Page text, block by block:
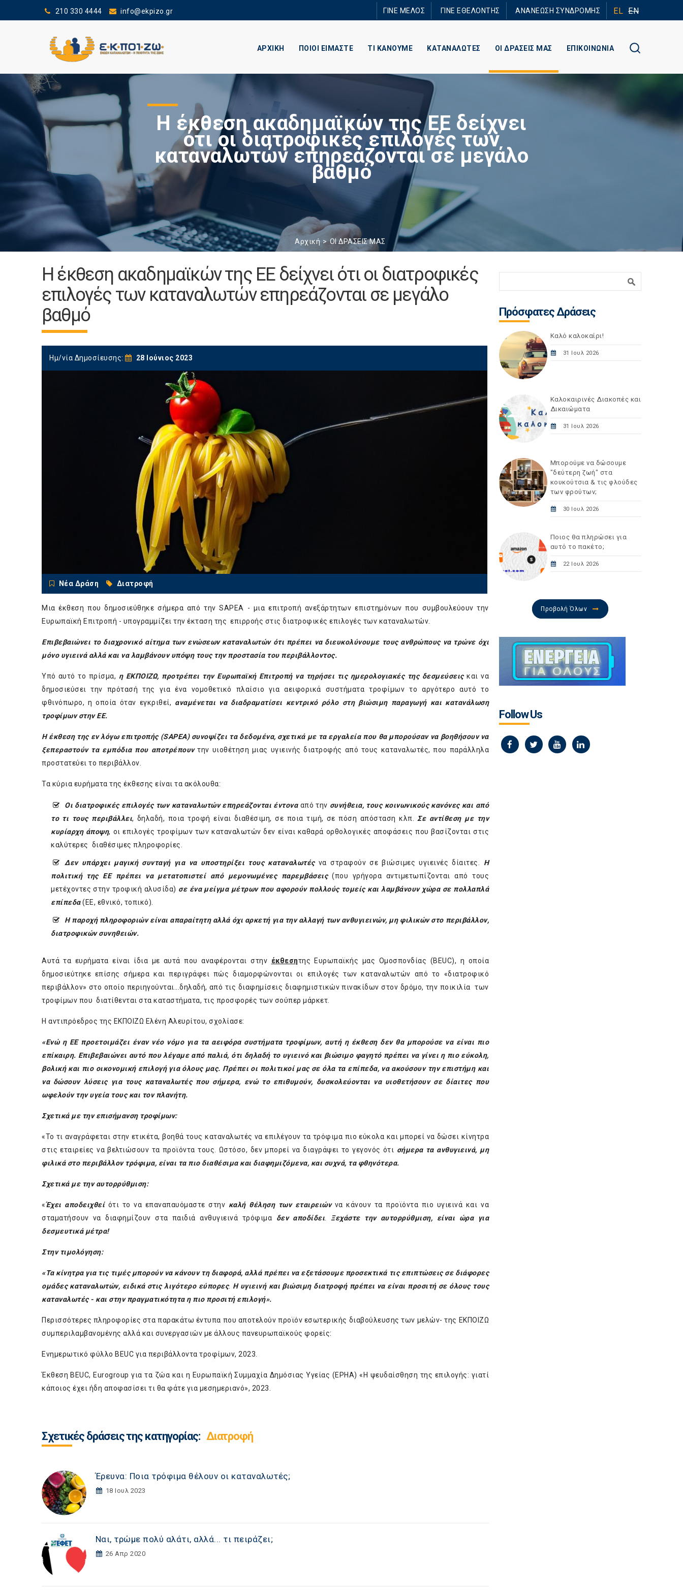
210 330 4444 info@ekpizo.gr ΓΙΝΕ ΜΕΛΟΣ ΓΙΝΕ ΕΘΕΛΟΝΤΗΣ ΑΝΑΝΕΩΣΗ ΣΥΝΔΡΟΜΗΣ EL EN
ΑΡΧΙΚΗ ΠΟΙΟΙ ΕΙΜΑΣΤΕ ΤΙ ΚΑΝΟΥΜΕ ΚΑΤΑΝΑΛΩΤΕΣ ΟΙ ΔΡΑΣΕΙΣ ΜΑΣ ΕΠΙΚΟΙΝΩΝΙΑ
Η έκθεση ακαδημαϊκών της ΕΕ δείχνει
ότι οι διατροφικές επιλογές των
καταναλωτών επηρεάζονται σε μεγάλο
βαθμό
Αρχική ΟΙ ΔΡΑΣΕΙΣ ΜΑΣ
Η έκθεση ακαδημαϊκών της ΕΕ δείχνει ότι οι διατροφικές
επιλογές των καταναλωτών επηρεάζονται σε μεγάλο
βαθμό
Ημ/νία Δημοσίευσης: 28 Ιούνιος 2023
Νέα Δράση Διατροφή
Μια έκθεση που δημοσιεύθηκε σήμερα από την SAPEA - μια επιτροπή ανεξάρτητων επιστημόνων που συμβουλεύουν την
Ευρωπαϊκή Επιτροπή - υπογραμμίζει την έκταση της επιρροής στις διατροφικές επιλογές των καταναλωτών.
Επιβεβαιώνει το διαχρονικό αίτημα των ενώσεων καταναλωτών ότι πρέπει να διευκολύνουμε τους ανθρώπους να τρώνε όχι
μόνο υγιεινά αλλά και να λαμβάνουν υπόψη τους την προστασία του περιβάλλοντος.
Υπό αυτό το πρίσμα, η ΕΚΠΟΙΖΩ, προτρέπει την Ευρωπαϊκή Επιτροπή να τηρήσει τις ημερολογιακές της δεσμεύσειςκαι να
δημοσιεύσει την πρότασή της για ένα νομοθετικό πλαίσιο για αειφορικά συστήματα τροφίμων το αργότερο αυτό το
φθινόπωρο, η οποία όταν εγκριθεί, αναμένεται να διαδραματίσει κεντρικό ρόλο στη βιώσιμη παραγωγή και κατανάλωση
τροφίμων στην ΕΕ.
Η έκθεση της εν λόγω επιτροπής (SAPEA) συνοψίζει τα δεδομένα, σχετικά με τα εργαλεία που θα μπορούσαν να βοηθήσουν να
ξεπεραστούν τα εμπόδια που αποτρέπουντην υιοθέτηση μιας υγιεινής διατροφής από τους καταναλωτές, που παράλληλα
προστατεύει το περιβάλλον.
Τα κύρια ευρήματα της έκθεσης είναι τα ακόλουθα:
Οι διατροφικές επιλογές των καταναλωτών επηρεάζονται έντονα από την συνήθεια, τους κοινωνικούς κανόνες και από
το τι τους περιβάλλει, δηλαδή, ποια τροφή είναι διαθέσιμη, σε ποια τιμή, σε πόση απόσταση κλπ. Σε αντίθεση με την
κυρίαρχη άποψη, οι επιλογές τροφίμων των καταναλωτών δεν είναι καθαρά ορθολογικές αποφάσεις που βασίζονται στις
καλύτερες διαθέσιμες πληροφορίες.
Δεν υπάρχει μαγική συνταγή για να υποστηρίξει τους καταναλωτές να στραφούν σε βιώσιμες υγιεινές δίαιτες. Η
πολιτική της ΕΕ πρέπει να μετατοπιστεί από μεμονωμένες παρεμβάσεις(που γρήγορα αντιμετωπίζονται από τους
μετέχοντες στην τροφική αλυσίδα) σε ένα μείγμα μέτρων που αφορούν πολλούς τομείς και λαμβάνουν χώρα σε πολλαπλά
επίπεδα(ΕΕ, εθνικό, τοπικό).
Η παροχή πληροφοριών είναι απαραίτητη αλλά όχι αρκετή για την αλλαγή των ανθυγιεινών, μη φιλικών στο περιβάλλον,
διατροφικών συνηθειών.
Αυτά τα ευρήματα είναι ίδια με αυτά που αναφέρονται στην έκθεσητης Ευρωπαϊκής μας Ομοσπονδίας (BEUC), η οποία
δημοσιεύτηκε επίσης σήμερα και περιγράφει πώς διαμορφώνονται οι επιλογές των καταναλωτών από το «διατροφικό
περιβάλλον» στο οποίο περιηγούνται...δηλαδή, από τις διαφημίσεις διαφημιστικών πινακίδων στον δρόμο, την ποικιλία των
τροφίμων που διατίθενται στα καταστήματα, τις προσφορές των σούπερ μάρκετ.
Η αντιπρόεδρος της ΕΚΠΟΙΖΩ Ελένη Αλευρίτου, σχολίασε:
«Ενώ η ΕΕ προετοιμάζει έναν νέο νόμο για τα αειφόρα συστήματα τροφίμων, αυτή η έκθεση δεν θα μπορούσε να είναι πιο
επίκαιρη. Επιβεβαιώνει αυτό που λέγαμε από παλιά, ότι δηλαδή το υγιεινό και βιώσιμο φαγητό πρέπει να γίνει η πιο εύκολη,
βολική και πιο οικονομική επιλογή για όλους μας. Πρέπει οι πολιτικοί μας σε όλα τα επίπεδα, να ακούσουν την επιστήμη και
να δώσουν λύσεις για τους καταναλωτές που σήμερα, ενώ το επιθυμούν, δυσκολεύονται να υιοθετήσουν σε δίαιτες που
ωφελούν την υγεία τους και τον πλανήτη.
Σχετικά με την επισήμανση τροφίμων:
«Το τι αναγράφεται στην ετικέτα, βοηθά τους καταναλωτές να επιλέγουν τα τρόφιμα πιο εύκολα και μπορεί να δώσει κίνητρα
στις εταιρείες να βελτιώσουν τα προϊόντα τους. Ωστόσο, δεν μπορεί να διαγράψει το γεγονός ότι σήμερα τα ανθυγιεινά, μη
φιλικά στο περιβάλλον τρόφιμα, είναι τα πιο διαθέσιμα και διαφημιζόμενα, και συχνά, τα φθηνότερα.
Σχετικά με την αυτορρύθμιση:
«Έχει αποδειχθείότι το να επαναπαυόμαστε στην καλή θέληση των εταιρειώννα κάνουν τα προϊόντα πιο υγιεινά και να
σταματήσουν να διαφημίζουν στα παιδιά ανθυγιεινά τρόφιμα δεν αποδίδει
Ξεχάστε την αυτορρύθμιση, είναι ώρα για
δεσμευτικά μέτρα!
Στην τιμολόγηση:
«Τα κίνητρα για τις τιμές μπορούν να κάνουν τη διαφορά, αλλά πρέπει να εξετάσουμε προσεκτικά τις επιπτώσεις σε διάφορες
ομάδες καταναλωτών, ειδικά στις λιγότερο εύπορες. Η υγιεινή και βιώσιμη διατροφή πρέπει να είναι προσιτή σε όλους τους
καταναλωτές - και στην πραγματικότητα η πιο προσιτή επιλογή».
Περισσότερες πληροφορίες στα παρακάτω έντυπα που αποτελούν προϊόν εσωτερικής διαβούλευσης των μελών- της ΕΚΠΟΙΖΩ
συμπεριλαμβανομένης αλλά και συνεργασιών με άλλους πανευρωπαϊκούς φορείς:
Ενημερωτικό φύλλο BEUC για περιβάλλοντα τροφίμων, 2023.
Έκθεση BEUC, Eurogroup για τα ζώα και η Ευρωπαϊκή Συμμαχία Δημόσιας Υγείας (EPHA) « Η ψευδαίσθηση της επιλογής: γιατί
κάποιος έχει ήδη αποφασίσει τι θα φάτε για μεσημεριανό», 2023.
Σχετικές δράσεις της κατηγορίας: Διατροφή
Έρευνα: Ποια τρόφιμα θέλουν οι καταναλωτές;
18 Ιουλ 2023
Ναι, τρώμε πολύ αλάτι, αλλά... τι πειράζει;
26 Απρ 2020
Πρόσφατες Δράσεις
Καλό καλοκαίρι!
31 Ιουλ 2026
Καλοκαιρινές Διακοπές και
Δικαιώματα
31 Ιουλ 2026
Μπορούμε να δώσουμε
"δεύτερη ζωή" στα
κουκούτσια & τις φλούδες
των φρούτων;
30 Ιουλ 2026
Ποιος θα πληρώσει για
αυτό το πακέτο;
22 Ιουλ 2026
Προβολή Όλων
Follow Us